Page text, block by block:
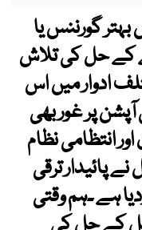
گورننس یا
کے حل کی تلاش
ادوار میں اس
پر غور بھی
انتظامی نظام
پائیدار ترقی
ہے ۔ہم وقتی